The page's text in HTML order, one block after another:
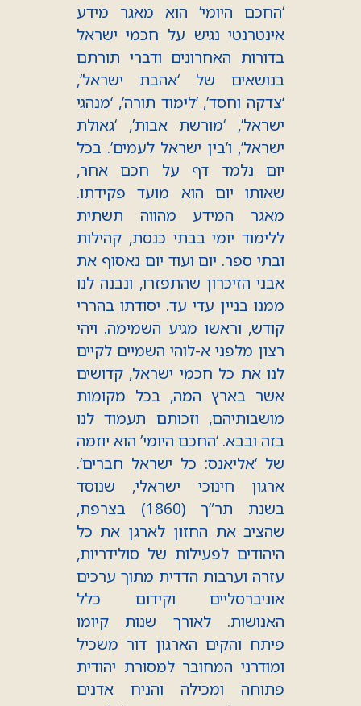
‘החכם היומי’ הוא מאגר מידע
אינטרנטי נגיש על חכמי ישראל
בדורות האחרונים ודברי תורתם
בנושאים של ‘אהבת ישראל’,
‘צדקה וחסד’, ‘לימוד תורה’, ‘מנהגי
ישראל’, ‘מורשת אבות’, ‘גאולת
ישראל’, ו’בין ישראל לעמים’. בכל
יום נלמד דף על חכם אחר,
שאותו יום הוא מועד פקידתו.
מאגר המידע מהווה תשתית
ללימוד יומי בבתי כנסת, קהילות
ובתי ספר. יום ועוד יום נאסוף את
אבני הזיכרון שהתפזרו, ונבנה לנו
ממנו בניין עדי עד. יסודתו בהררי
קודש, וראשו מגיע השמימה. ויהי
רצון מלפני א-לוהי השמיים לקיים
לנו את כל חכמי ישראל, קדושים
אשר בארץ המה, בכל מקומות
מושבותיהם, וזכותם תעמוד לנו
בזה ובבא. ‘החכם היומי’ הוא יוזמה
של ‘אליאנס: כל ישראל חברים’.
ארגון חינוכי ישראלי, שנוסד
בשנת תר”ך (1860) בצרפת,
שהציב את החזון לארגן את כל
היהודים לפעילות של סולידריות,
עזרה וערבות הדדית מתוך ערכים
אוניברסליים וקידום כלל
האנושות. לאורך שנות קיומו
פיתח והקים הארגון דור משכיל
ומודרני המחובר למסורת יהודית
פתוחה ומכילה והניח אדנים